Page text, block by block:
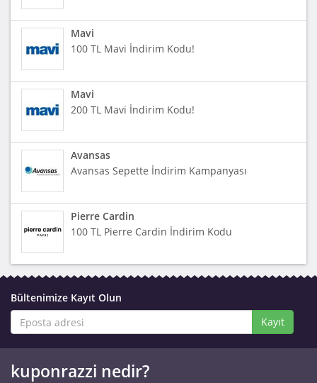
Mavi
100 TL Mavi İndirim Kodu!
Mavi
200 TL Mavi İndirim Kodu!
Avansas
Avansas Sepette İndirim Kampanyası
Pierre Cardin
100 TL Pierre Cardin İndirim Kodu
Bültenimize Kayıt Olun
Kayıt
kuponrazzi nedir?